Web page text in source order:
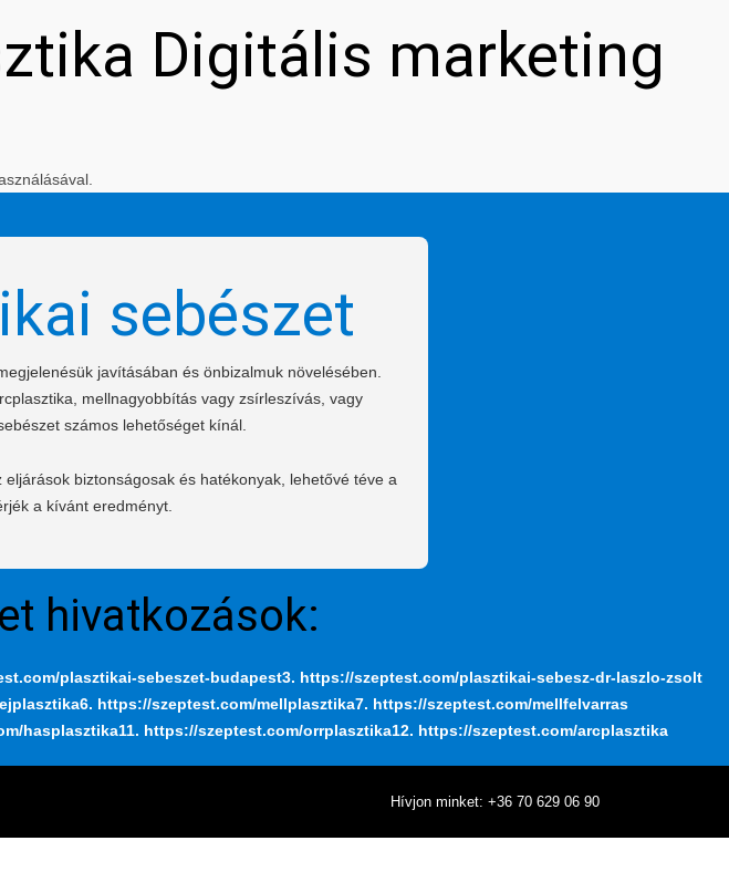
Digitális marketing
sebészet
javításában és önbizalmuk növelésében.
mellnagyobbítás vagy zsírleszívás, vagy
számos lehetőséget kínál.
biztonságosak és hatékonyak, lehetővé téve a
a kívánt eredményt.
hivatkozások:
plasztikai-sebeszet-budapest3. https://szeptest.com/plasztikai-sebesz-dr-laszlo-zsolt
6. https://szeptest.com/mellplasztika7. https://szeptest.com/mellfelvarras
hasplasztika11. https://szeptest.com/orrplasztika12. https://szeptest.com/arcplasztika
Hívjon minket: +36 70 629 06 90